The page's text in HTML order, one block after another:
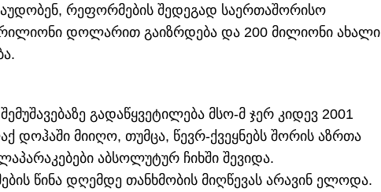
რეფორმების შედეგად საერთაშორისო
დოლარით გაიზრდება და 200 მილიონი ახალი
გადაწყვეტილება მსო-მ ჯერ კიდევ 2001
დოჰაში მიიღო, თუმცა, წევრ-ქვეყნებს შორის აზრთა
აბსოლუტურ ჩიხში შევიდა.
წინა დღემდე თანხმობის მიღწევას არავინ ელოდა.